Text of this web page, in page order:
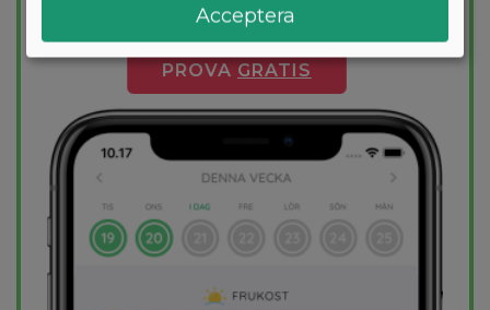
kalorimål varje dag.
PROVA GRATIS
Acceptera